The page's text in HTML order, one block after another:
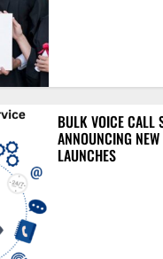
BULK VOICE CALL
ANNOUNCING
LAUNCHES